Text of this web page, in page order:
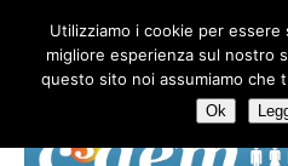
HOME CHI SIAMO LA RETE LE
AREE TEMATICHE
Utilizziamo i cookie per
migliore esperienza sul nostro
questo sito noi assumiamo che
Ok